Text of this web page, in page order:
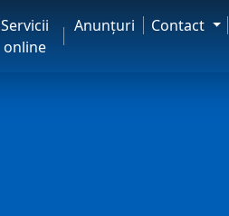
Servicii
online
Anunţuri Contact